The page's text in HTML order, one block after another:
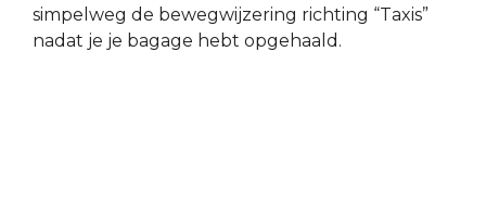
simpelweg de bewegwijzering richting “Taxis”
nadat je je bagage hebt opgehaald.